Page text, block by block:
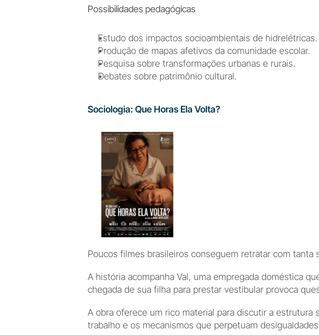
Possibilidades pedagógicas
Estudo dos impactos socioambientais de hidrelétricas.
Produção de mapas afetivos da comunidade escolar.
Pesquisa sobre transformações urbanas e rurais.
Debates sobre patrimônio cultural.
Sociologia: Que Horas Ela Volta?
Poucos filmes brasileiros conseguem retratar com
A história acompanha Val, uma empregada doméstica
chegada de sua filha para prestar vestibular provoca
A obra oferece um rico material para discutir a estrutura
trabalho e os mecanismos que perpetuam